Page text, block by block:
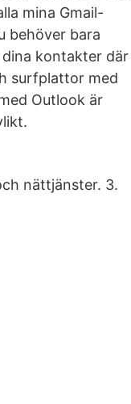
mina Gmail-
behöver bara
dina kontakter där
surfplattor med
Outlook är
nättjänster. 3.